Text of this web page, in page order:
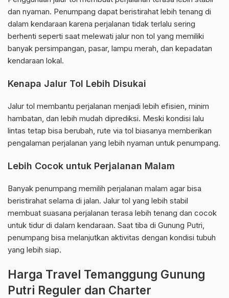
dan nyaman. Penumpang dapat beristirahat lebih tenang di
dalam kendaraan karena perjalanan tidak terlalu sering
berhenti seperti saat melewati jalur non tol yang memiliki
banyak persimpangan, pasar, lampu merah, dan kepadatan
kendaraan lokal.
Kenapa Jalur Tol Lebih Disukai
Jalur tol membantu perjalanan menjadi lebih efisien, minim
hambatan, dan lebih mudah diprediksi. Meski kondisi lalu
lintas tetap bisa berubah, rute via tol biasanya memberikan
pengalaman perjalanan yang lebih nyaman untuk penumpang.
Lebih Cocok untuk Perjalanan Malam
Banyak penumpang memilih perjalanan malam agar bisa
beristirahat selama di jalan. Jalur tol yang lebih stabil
membuat suasana perjalanan terasa lebih tenang dan cocok
untuk tidur di dalam kendaraan. Saat tiba di Gunung Putri,
penumpang bisa melanjutkan aktivitas dengan kondisi tubuh
yang lebih siap.
Harga Travel Temanggung Gunung
Putri Reguler dan Charter